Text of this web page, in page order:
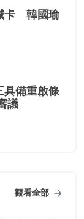
卡 韓國瑜
具備重啟條
議
觀看全部